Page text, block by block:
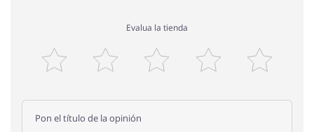
Evalua la tienda